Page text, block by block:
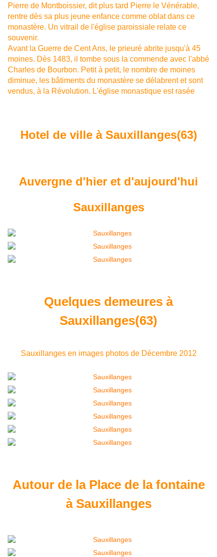
Pierre de Montboissier, dit plus tard Pierre le Vénérable,
rentre dès sa plus jeune enfance comme oblat dans ce
monastère. Un vitrail de l'église paroissiale relate ce
souvenir.
Avant la Guerre de Cent Ans, le prieuré abrite jusqu'à 45
moines. Dès 1483, il tombe sous la commende avec l'abbé
Charles de Bourbon. Petit à petit, le nombre de moines
diminue, les bâtiments du monastère se délabrent et sont
vendus, à la Révolution. L'église monastique est rasée
Hotel de ville à Sauxillanges(63)
Auvergne d'hier et d'aujourd'hui
Sauxillanges
Quelques demeures à
Sauxillanges(63)
Sauxillanges en images photos de Décembre 2012
Autour de la Place de la fontaine
à Sauxillanges